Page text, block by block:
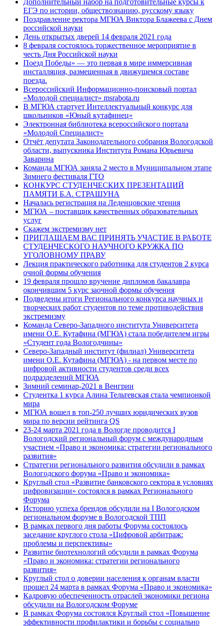
Дополнительный набор на подготовительные курсы к
ЕГЭ по истории, обществознанию, русскому языку
Поздравление ректора МГЮА Виктора Блажеева с Днем
российской науки
День открытых дверей 14 февраля 2021 года
8 февраля состоялось торжественное мероприятие в
честь Дня Российской науки
Поезд Победы» — это первая в мире иммерсивная
инсталляция, размещенная в движущемся составе
поезда.
Всероссийский Информационно-поисковый портал
«Молодой специалист» msrabota.ru
В МГЮА стартует Интеллектуальный конкурс для
школьников «Юный кутафинец»
Электронная библиотека всероссийского портала
«Молодой Специалист»
Отчёт депутата Законодательного собрания Вологодской
области, выпускника Института Романа Юрьевича
Заварина
Команда МГЮА заняла 2 место в Муниципальном этапе
Зимнего фестиваля ГТО
КОНКУРС СТУДЕНЧЕСКИХ ПРЕЗЕНТАЦИЙ
ПАМЯТИ Б.А. СТРАШУНА
Началась регистрация на Леденцовские чтения
МГЮА – поставщик качественных образовательных
услуг
Скажем экстремизму нет
ПРИГЛАШАЕМ ВАС ПРИНЯТЬ УЧАСТИЕ В РАБОТЕ
СТУДЕНЧЕСКОГО НАУЧНОГО КРУЖКА ПО
УГОЛОВНОМУ ПРАВУ
Лекция практического работника для студентов 2 курса
очной формы обучения
19 февраля прошло вручение дипломов бакалавра
окончившим 5 курс заочной формы обучения
Подведены итоги Регионального конкурса научных и
творческих работ студентов по теме противодействия
экстремизму
Команда Северо-Западного института Университета
имени О.Е. Кутафина (МГЮА) стала победителем игры
«Студент года Вологодчины»
Северо-Западный институт (филиал) Университета
имени О.Е. Кутафина (МГЮА) - на первом месте по
цифровой активности студентов среди всех
подразделений МГЮА
Зимний семинар-2021 в Венгрии
Студентка 1 курса Алина Тельтевская стала чемпионкой
мира
МГЮА вошел в топ-250 лучших юридических вузов
мира по версии рейтинга QS
23-24 марта 2021 года в Вологде проводится I
Вологодский региональный форум с международным
участием «Право и экономика: стратегии регионального
развития»
Стратегии регионального развития обсудили в рамках
Вологодского форума «Право и экономика»
Круглый стол «Развитие банковского сектора в условиях
цифровизации» состоялся в рамках Регионального
Форума
Историю успеха брендов обсудили на I Вологодском
региональном форуме в Вологодской ТПП
В рамках первого дня работы Форума состоялось
заседание круглого стола «Цифровой арбитраж:
проблемы и перспективы»
Развитие биотехнологий обсудили в рамках Форума
«Право и экономика: стратегии регионального
развития»
Круглый стол о доверии населения к органам власти
прошел 24 марта в рамках Форума «Право и экономика»
Кадровую обеспеченность отраслей экономики региона
обсудили на Вологодском Форуме
В рамках Форума состоялся Круглый стол «Повышение
эффективности профилактики и борьбы с социально